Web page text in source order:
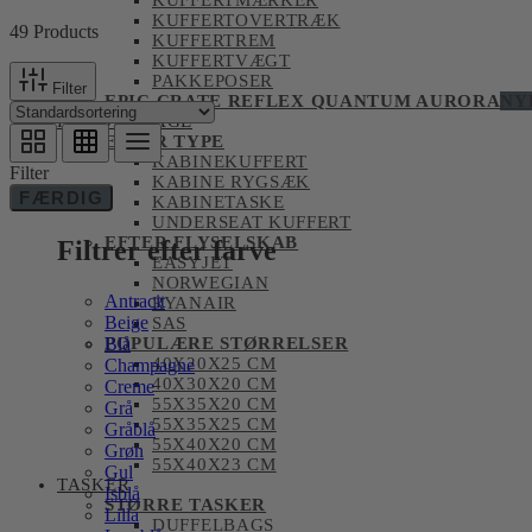
KUFFERTOVERTRÆK
KUFFERTREM
KUFFERTVÆGT
PAKKEPOSER
EPIC CRATE REFLEX QUANTUM AURORA
HÅNDBAGAGE
EFTER TYPE
KABINEKUFFERT
KABINE RYGSÆK
KABINETASKE
UNDERSEAT KUFFERT
EFTER FLYSELSKAB
EASYJET
NORWEGIAN
RYANAIR
SAS
POPULÆRE STØRRELSER
40X20X25 CM
40X30X20 CM
55X35X20 CM
55X35X25 CM
55X40X20 CM
55X40X23 CM
TASKER
STØRRE TASKER
DUFFELBAGS
49 Products
Filter
Filter
FÆRDIG
Filtrer efter farve
Antracit
Beige
Blå
Champagne
Creme
Grå
Gråblå
Grøn
Gul
Isblå
Lilla